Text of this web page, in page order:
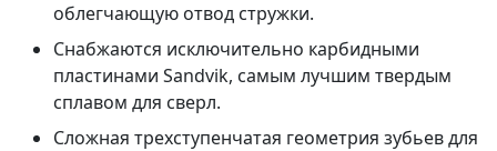
облегчающую отвод стружки.
Снабжаются исключительно карбидными
пластинами Sandvik, самым лучшим твердым
сплавом для сверл.
Сложная трехступенчатая геометрия зубьев для